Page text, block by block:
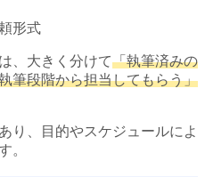
、大きく分けて「執筆済みの
筆段階から担当してもらう」
り、目的やスケジュールによ
。